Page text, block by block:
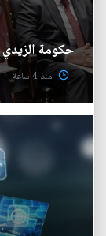
حكومة
منذ 4 ساعة